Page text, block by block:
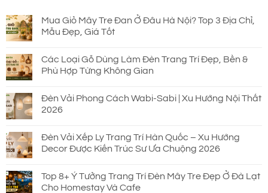
Mua Giỏ Mây Tre Đan Ở Đâu Hà Nội? Top 3 Địa Chỉ,
Mẫu Đẹp, Giá Tốt
Các Loại Gỗ Dùng Làm Đèn Trang Trí Đẹp, Bền &
Phù Hợp Từng Không Gian
Đèn Vải Phong Cách Wabi-Sabi | Xu Hướng Nội Thất
2026
Đèn Vải Xếp Ly Trang Trí Hàn Quốc – Xu Hướng
Decor Được Kiến Trúc Sư Ưa Chuộng 2026
Top 8+ Ý Tưởng Trang Trí Đèn Mây Tre Đẹp Ở Đà Lạt
Cho Homestay Và Cafe